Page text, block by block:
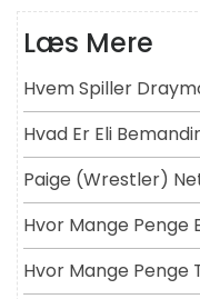
Læs Mere
Hvem Spiller
Hvad Er Eli
Paige (wrestler)
Hvor Mange Penge
Hvor Mange Penge